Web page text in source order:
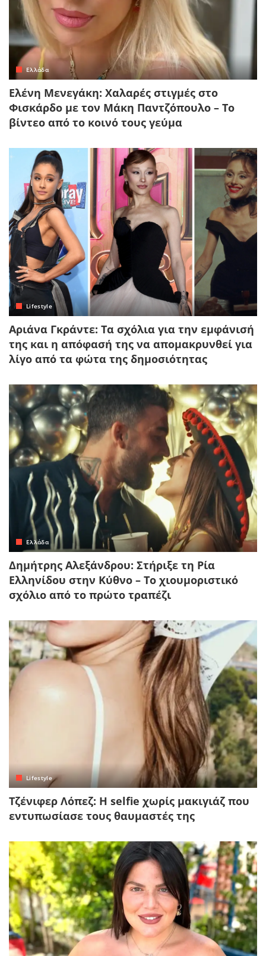
Ελλάδα
Ελένη Μενεγάκη: Χαλαρές στιγμές στο
Φισκάρδο με τον Μάκη Παντζόπουλο – Το
βίντεο από το κοινό τους γεύμα
Lifestyle
Αριάνα Γκράντε: Τα σχόλια για την εμφάνισή
της και η απόφασή της να απομακρυνθεί για
λίγο από τα φώτα της δημοσιότητας
Ελλάδα
Δημήτρης Αλεξάνδρου: Στήριξε τη Ρία
Ελληνίδου στην Κύθνο – Το χιουμοριστικό
σχόλιο από το πρώτο τραπέζι
Lifestyle
Τζένιφερ Λόπεζ: Η selfie χωρίς μακιγιάζ που
εντυπωσίασε τους θαυμαστές της